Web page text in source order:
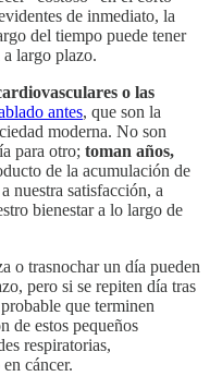
de inmediato, la
del tiempo puede tener
largo plazo.
o las
antes, que son la
moderna. No son
para otro; toman años,
de la acumulación de
nuestra satisfacción, a
bienestar a lo largo de
o trasnochar un día pueden
pero si se repiten día tras
que terminen
de estos pequeños
respiratorias,
cáncer.